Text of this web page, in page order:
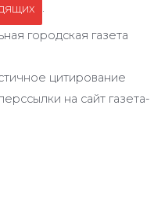
.
городская газета
цитирование
на сайт газета-